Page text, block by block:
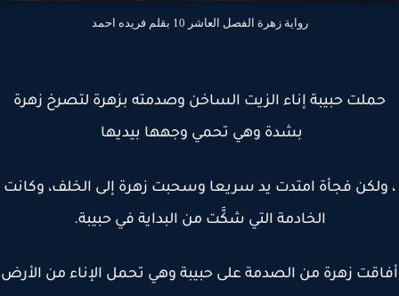
رواية زهرة الفصل العاشر 10 بقلم فريده احمد
حبيبة إناء الزيت الساخن وصدمته بزهرة لتصرخ زهرة
بشدة وهي تحمي وجهها بيديها
فجأة امتدت يد سريعا وسحبت زهرة إلى الخلف، وكانت
الخادمة التي شكَّت من البداية في حبيبة.
زهرة من الصدمة على حبيبة وهي تحمل الإناء من الأرض